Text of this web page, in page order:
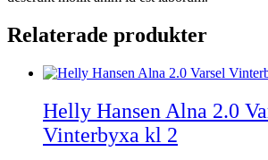
Relaterade produkter
Helly Hansen Alna 2.0
Vinterbyxa kl 2